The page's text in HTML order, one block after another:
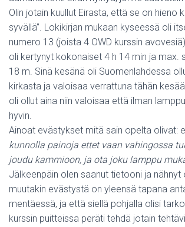
Olin jotain kuullut Eirasta, että se on hieno
syvällä”. Lokikirjan mukaan kyseessä oli
numero 13 (joista 4 OWD kurssin
oli kertynyt kokonaiset 4 h 14 min ja max.
18 m. Sinä kesänä oli Suomenlahdessa
kirkasta ja valoisaa verrattuna tähän
oli ollut aina niin valoisaa että ilman
hyvin.
Ainoat evästykset mitä sain opelta olivat:
kunnolla painoja ettet vaan vahingossa
joudu kammioon, ja ota joku lamppu
Jälkeenpäin olen saanut tietooni ja nähnyt
muutakin evästystä on yleensä tapana
mentäessä, ja että siellä pohjalla olisi
kurssin puitteissa peräti tehdä jotain